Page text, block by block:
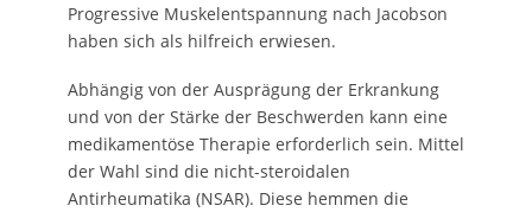
Progressive Muskelentspannung nach Jacobson
haben sich als hilfreich erwiesen.
Abhängig von der Ausprägung der Erkrankung
und von der Stärke der Beschwerden kann eine
medikamentöse Therapie erforderlich sein. Mittel
der Wahl sind die nicht-steroidalen
Antirheumatika (NSAR). Diese hemmen die